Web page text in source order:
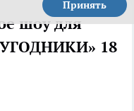
Принять
шоу для
18